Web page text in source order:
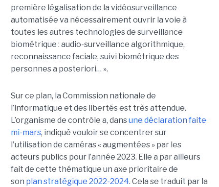
première légalisation de la vidéosurveillance
automatisée va nécessairement ouvrir la voie à
toutes les autres technologies de surveillance
biométrique : audio-surveillance algorithmique,
reconnaissance faciale, suivi biométrique des
personnes a posteriori… ».
Sur ce plan, la Commission nationale de
l’informatique et des libertés est très attendue.
L’organisme de contrôle a, dansune déclaration faite
mi-mars, indiqué vouloir se concentrer sur
l'utilisation de caméras « augmentées » par les
acteurs publics pour l’année 2023. Elle a par ailleurs
fait de cette thématique un axe prioritaire de
son plan stratégique 2022-2024. Cela se traduit par la